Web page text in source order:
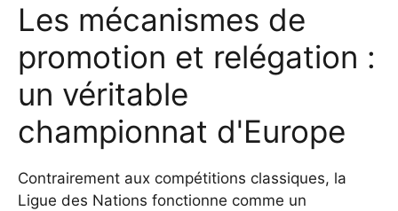
Les mécanismes de
promotion et relégation :
un véritable
championnat d'Europe
Contrairement aux compétitions classiques, la
Ligue des Nations fonctionne comme un